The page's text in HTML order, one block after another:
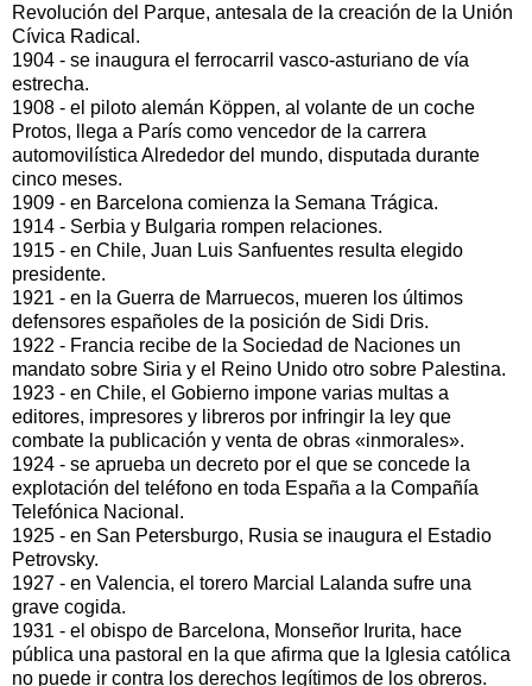
Revolución del Parque, antesala de la creación de la Unión
Cívica Radical.
1904 - se inaugura el ferrocarril vasco-asturiano de vía
estrecha.
1908 - el piloto alemán Köppen, al volante de un coche
Protos, llega a París como vencedor de la carrera
automovilística Alrededor del mundo, disputada durante
cinco meses.
1909 - en Barcelona comienza la Semana Trágica.
1914 - Serbia y Bulgaria rompen relaciones.
1915 - en Chile, Juan Luis Sanfuentes resulta elegido
presidente.
1921 - en la Guerra de Marruecos, mueren los últimos
defensores españoles de la posición de Sidi Dris.
1922 - Francia recibe de la Sociedad de Naciones un
mandato sobre Siria y el Reino Unido otro sobre Palestina.
1923 - en Chile, el Gobierno impone varias multas a
editores, impresores y libreros por infringir la ley que
combate la publicación y venta de obras «inmorales».
1924 - se aprueba un decreto por el que se concede la
explotación del teléfono en toda España a la Compañía
Telefónica Nacional.
1925 - en San Petersburgo, Rusia se inaugura el Estadio
Petrovsky.
1927 - en Valencia, el torero Marcial Lalanda sufre una
grave cogida.
1931 - el obispo de Barcelona, Monseñor Irurita, hace
pública una pastoral en la que afirma que la Iglesia católica
no puede ir contra los derechos legítimos de los obreros.